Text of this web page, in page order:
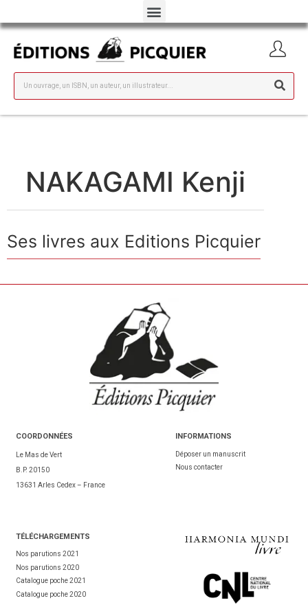
NAKAGAMI Kenji
Ses livres aux Editions Picquier
COORDONNÉES
Le Mas de Vert
B.P. 20150
13631 Arles Cedex – France
INFORMATIONS
Déposer un manuscrit
Nous contacter
TÉLÉCHARGEMENTS
Nos parutions 2021
Nos parutions 2020
Catalogue poche 2021
Catalogue poche 2020